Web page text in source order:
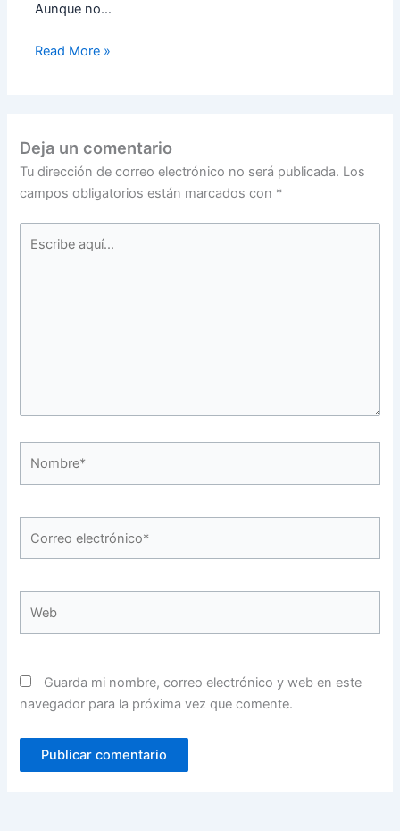
Aunque no…
Read More »
Deja un comentario
Tu dirección de correo electrónico no será publicada. Los
campos obligatorios están marcados con *
electrónico*
Guarda mi nombre, correo electrónico y web en este
navegador para la próxima vez que comente.